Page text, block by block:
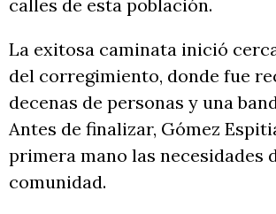
calles de esta población.
La exitosa caminata inició
del corregimiento, donde fue
decenas de personas y una
Antes de finalizar, Gómez
primera mano las necesidades
comunidad.